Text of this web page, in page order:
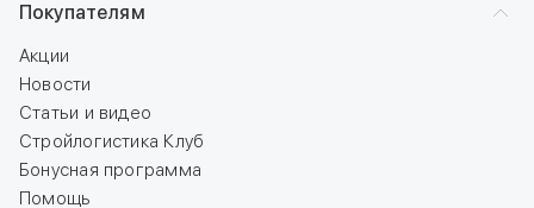
Покупателям
Акции
Новости
Статьи и видео
Стройлогистика Клуб
Бонусная программа
Помощь